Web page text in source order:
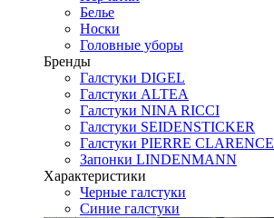
Белье
Носки
Головные уборы
Бренды
Галстуки DIGEL
Галстуки ALTEA
Галстуки NINA RICCI
Галстуки SEIDENSTICKER
Галстуки PIERRE CLARENCE
Запонки LINDENMANN
Характеристики
Черные галстуки
Синие галстуки